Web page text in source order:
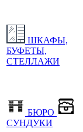
ШКАФЫ,
БУФЕТЫ,
СТЕЛЛАЖИ
БЮРО
СУНДУКИ